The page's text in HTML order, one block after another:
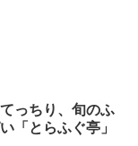
っちり、旬のふ
「とらふぐ亭」